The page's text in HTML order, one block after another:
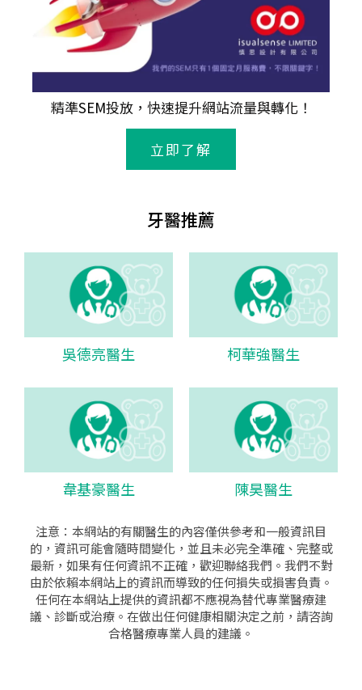
精準SEM投放，快速提升網站流量與轉化！
立即了解
牙醫推薦
吳德亮醫生 柯華強醫生
韋基豪醫生 陳昊醫生
注意：本網站的有關醫生的內容僅供參考和一般資訊目
的，資訊可能會隨時間變化，並且未必完全準確、完整或
最新，如果有任何資訊不正確，歡迎聯絡我們。我們不對
由於依賴本網站上的資訊而導致的任何損失或損害負責。
任何在本網站上提供的資訊都不應視為替代專業醫療建
議、診斷或治療。在做出任何健康相關決定之前，請咨詢
合格醫療專業人員的建議。